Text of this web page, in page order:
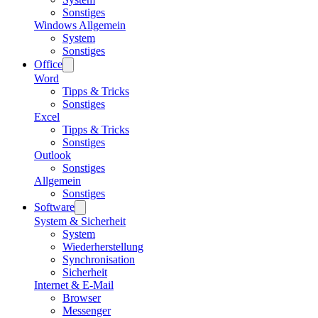
Sonstiges
Windows Allgemein
System
Sonstiges
Office
Word
Tipps & Tricks
Sonstiges
Excel
Tipps & Tricks
Sonstiges
Outlook
Sonstiges
Allgemein
Sonstiges
Software
System & Sicherheit
System
Wiederherstellung
Synchronisation
Sicherheit
Internet & E-Mail
Browser
Messenger